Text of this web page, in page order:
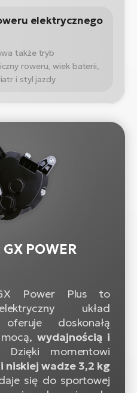
elektrycznego
także tryb
roweru, wiek baterii,
i styl jazdy
POWER
Power Plus to
układ
doskonałą
wydajnością i
Dzięki momentowi
niskiej wadze 3,2 kg
się do sportowej